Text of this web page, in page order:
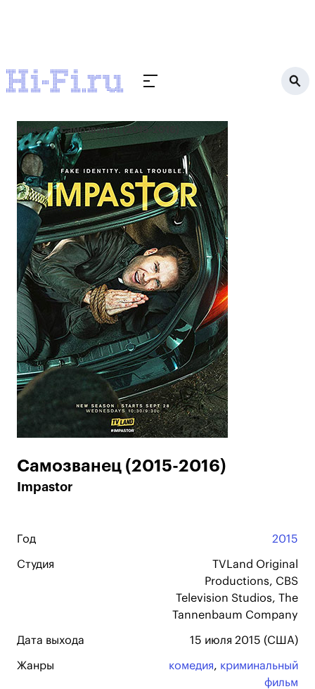
Кино Самозванец (2015-2016)
Самозванец (2015-2016)
Impastor
Год 2015
Студия
TVLand Original
Productions, CBS
Television Studios, The
Tannenbaum Company
Дата выхода 15 июля 2015 (США)
Жанры комедия, криминальный
фильм